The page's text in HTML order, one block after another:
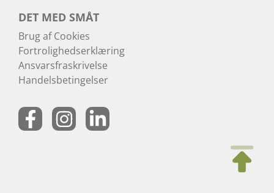
DET MED SMÅT
Brug af Cookies
Fortrolighedserklæring
Ansvarsfraskrivelse
Handelsbetingelser